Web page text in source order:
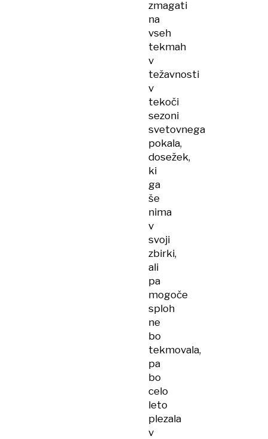
zmagati
na
vseh
tekmah
v
težavnosti
v
tekoči
sezoni
svetovnega
pokala,
dosežek,
ki
ga
še
nima
v
svoji
zbirki,
ali
pa
mogoče
sploh
ne
bo
tekmovala,
pa
bo
celo
leto
plezala
v